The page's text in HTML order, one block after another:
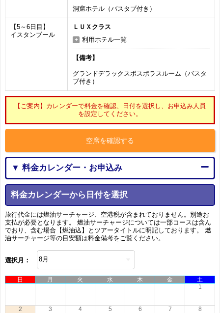
洞窟ホテル（バスタブ付き）
【5～6日目】
イスタンブール
ＬＵＸクラス
利用ホテル一覧
【備考】
グランドデラックスボスポラスルーム（バスタ
ブ付き）
【ご案内】カレンダーで料金を確認、日付を選択し、お申込み人員
を設定してください。
空席を確認する
▼ 料金カレンダー・お申込み
料金カレンダーから日付を選択
旅行代金には燃油サーチャージ、空港税が含まれておりません。別途お
支払が必要となります。 燃油サーチャージについては一部コースは含ん
でおり、含む場合【燃油込】とツアータイトルに明記しております。 燃
油サーチャージ等の目安額は料金備考をご覧ください。
選択月：
日 月 火 水 木 金
土
1
2 3 4 5 6 7 8